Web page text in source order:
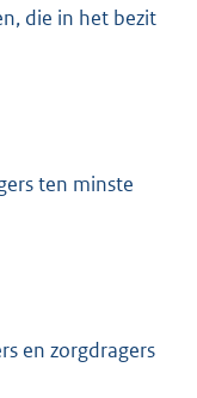
die in het bezit
ten minste
en zorgdragers